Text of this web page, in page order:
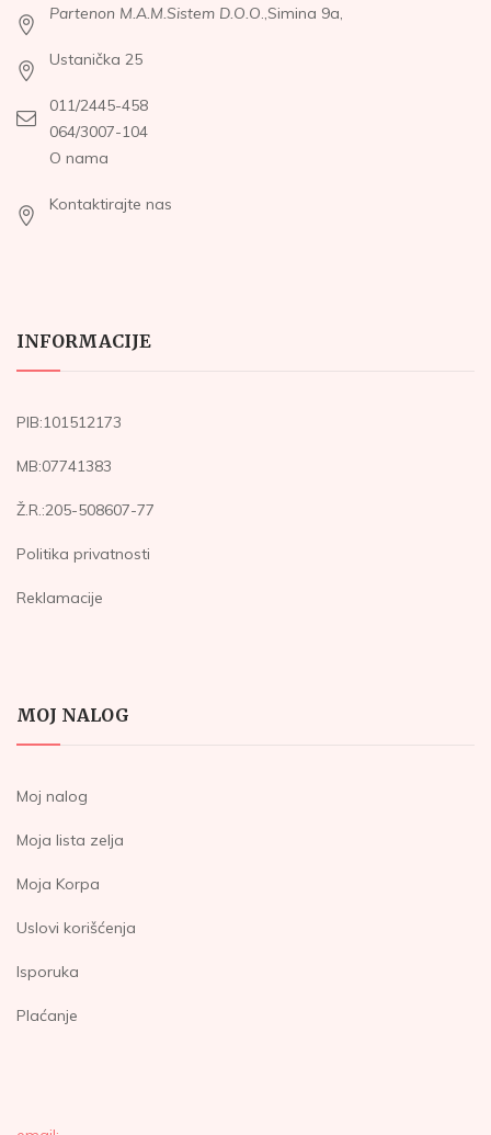
Partenon M.A.M.Sistem D.O.O.,Simina 9a,
Ustanička 25
011/2445-458
064/3007-104
O nama
Kontaktirajte nas
INFORMACIJE
PIB:101512173
MB:07741383
Ž.R.:205-508607-77
Politika privatnosti
Reklamacije
MOJ NALOG
Moj nalog
Moja lista zelja
Moja Korpa
Uslovi korišćenja
Isporuka
Plaćanje